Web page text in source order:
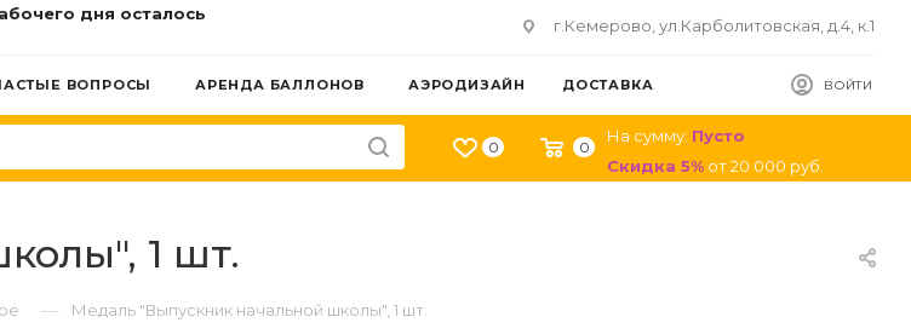
дня осталось
г.Кемерово, ул.Карболитовская, д.4, к.1
ВОЙТИ
ВОПРОСЫ АРЕНДА БАЛЛОНОВ АЭРОДИЗАЙН ДОСТАВКА
0 0
На сумму: Пусто
Скидка 5% от20 000 руб.
1 шт.
— Медаль "Выпускник начальной школы", 1 шт.